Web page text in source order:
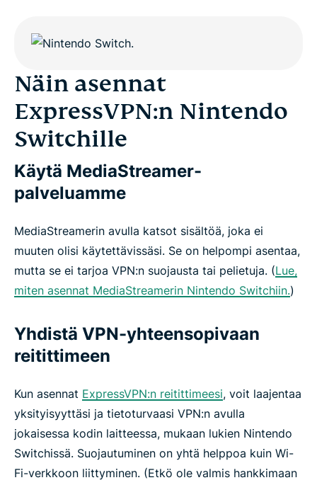
Näin asennat
ExpressVPN:n Nintendo
Switchille
Käytä MediaStreamer-
palveluamme
MediaStreamerin avulla katsot sisältöä, joka ei
muuten olisi käytettävissäsi. Se on helpompi asentaa,
mutta se ei tarjoa VPN:n suojausta tai pelietuja. (Lue,
miten asennat MediaStreamerin Nintendo Switchiin.)
Yhdistä VPN-yhteensopivaan
reitittimeen
Kun asennat ExpressVPN:n reitittimeesi, voit laajentaa
yksityisyyttäsi ja tietoturvaasi VPN:n avulla
jokaisessa kodin laitteessa, mukaan lukien Nintendo
Switchissä. Suojautuminen on yhtä helppoa kuin Wi-
Fi-verkkoon liittyminen. (Etkö ole valmis hankkimaan